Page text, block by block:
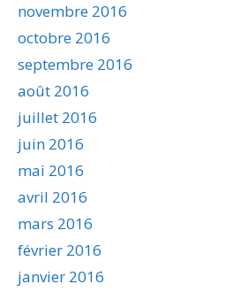
novembre 2016
octobre 2016
septembre 2016
août 2016
juillet 2016
juin 2016
mai 2016
avril 2016
mars 2016
février 2016
janvier 2016